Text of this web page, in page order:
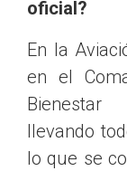
oficial?
En la
en el
Bienestar
llevando
lo que se